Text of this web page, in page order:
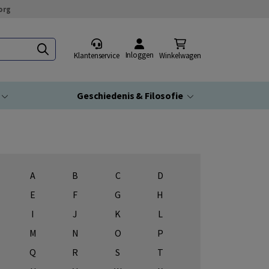
Klantenservice Inloggen Winkelwagen
Geschiedenis & Filosofie
A B C
D
E
F G
H
I
J K
L
M
N O
P
Q
R S
T